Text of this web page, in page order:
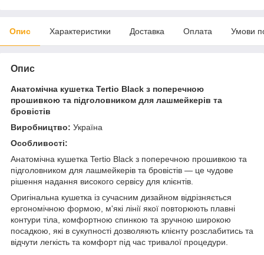
Опис Характеристики Доставка Оплата Умови
Опис
Анатомічна кушетка Tertio Black з поперечною
прошивкою та підголовником для лашмейкерів та
бровістів
Виробництво: Україна
Особливості:
Анатомічна кушетка Tertio Black з поперечною прошивкою та
підголовником для лашмейкерів та бровістів — це чудове
рішення надання високого сервісу для клієнтів.
Оригінальна кушетка із сучасним дизайном відрізняється
ергономічною формою, м'які лінії якої повторюють плавні
контури тіла, комфортною спинкою та зручною широкою
посадкою, які в сукупності дозволяють клієнту розслабитись та
відчути легкість та комфорт під час тривалої процедури.